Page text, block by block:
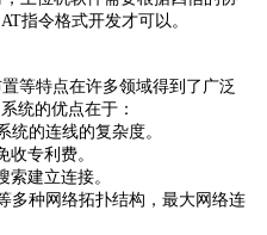
指令格式开发才可以。
等特点在许多领域得到了广泛
统的优点在于：
统的连线的复杂度。
收专利费。
索建立连接。
多种网络拓扑结构，最大网络连